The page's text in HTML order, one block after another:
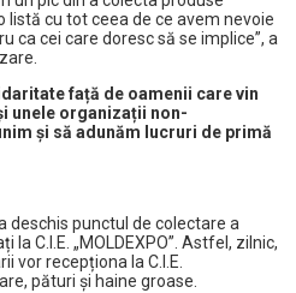
cu tot ceea de ce avem nevoie
ca cei care doresc să se implice”, a
față de oamenii care vin
unele organizații non-
și să adunăm lucruri de primă
deschis punctul de colectare a
C.I.E. „MOLDEXPO”. Astfel, zilnic,
vor recepționa la C.I.E.
pături și haine groase.